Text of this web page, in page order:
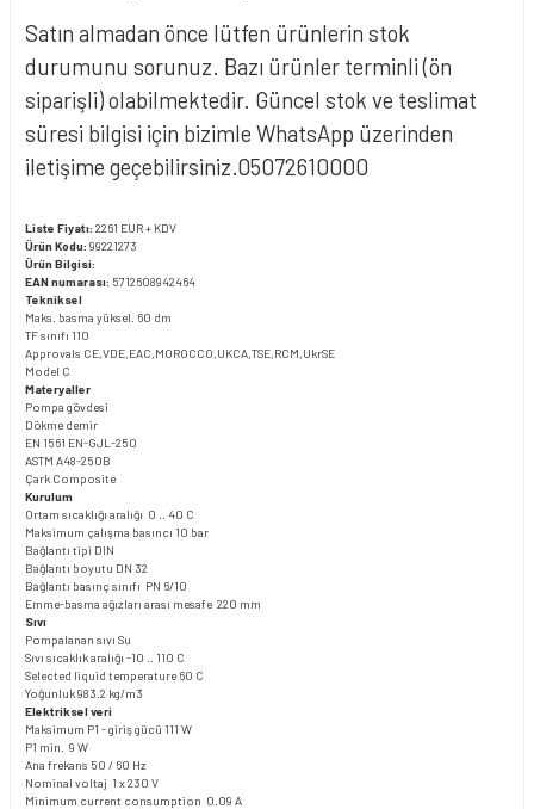
Satın almadan önce lütfen ürünlerin stok
durumunu sorunuz. Bazı ürünler terminli (ön
siparişli) olabilmektedir. Güncel stok ve teslimat
süresi bilgisi için bizimle WhatsApp üzerinden
iletişime geçebilirsiniz.05072610000
Liste Fiyatı: 2261 EUR + KDV
Ürün Kodu: 99221273
Ürün Bilgisi:
EAN numarası: 5712608942464
Tekniksel
Maks. basma yüksel. 60 dm
TF sınıfı 110
Approvals CE,VDE,EAC,MOROCCO,UKCA,TSE,RCM,UkrSE
Model C
Materyaller
Pompa gövdesi
Dökme demir
EN 1561 EN-GJL-250
ASTM A48-250B
Çark Composite
Kurulum
Ortam sıcaklığı aralığı 0 .. 40 C
Maksimum çalışma basıncı 10 bar
Bağlantı tipi DIN
Bağlantı boyutu DN 32
Bağlantı basınç sınıfı PN 6/10
Emme-basma ağızları arası mesafe 220 mm
Sıvı
Pompalanan sıvı Su
Sıvı sıcaklık aralığı -10 .. 110 C
Selected liquid temperature 60 C
Yoğunluk 983.2 kg/m3
Elektriksel veri
Maksimum P1 - giriş gücü 111 W
P1 min. 9 W
Ana frekans 50 / 60 Hz
Nominal voltaj 1 x 230 V
Minimum current consumption 0.09 A